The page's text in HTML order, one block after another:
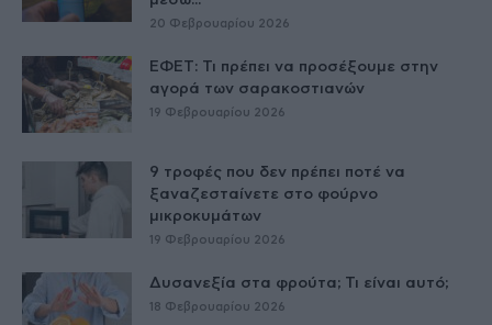
20 Φεβρουαρίου 2026
ΕΦΕΤ: Τι πρέπει να προσέξουμε στην
αγορά των σαρακοστιανών
19 Φεβρουαρίου 2026
9 τροφές που δεν πρέπει ποτέ να
ξαναζεσταίνετε στο φούρνο
μικροκυμάτων
19 Φεβρουαρίου 2026
Δυσανεξία στα φρούτα; Τι είναι αυτό;
18 Φεβρουαρίου 2026